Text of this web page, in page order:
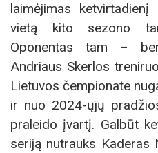
laimėjimas
vietą kito sezono
Oponentas tam –
Andriaus Skerlos
Lietuvos čempionate
ir nuo 2024-ųjų
praleido įvartį. Galbūt
seriją nutrauks Kaderas